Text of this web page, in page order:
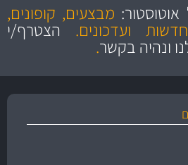
והיצע מוצרים איכותי
מבצעים, קופונים,
ועדכונים.הצטרף/י
ונהיה בקשר.